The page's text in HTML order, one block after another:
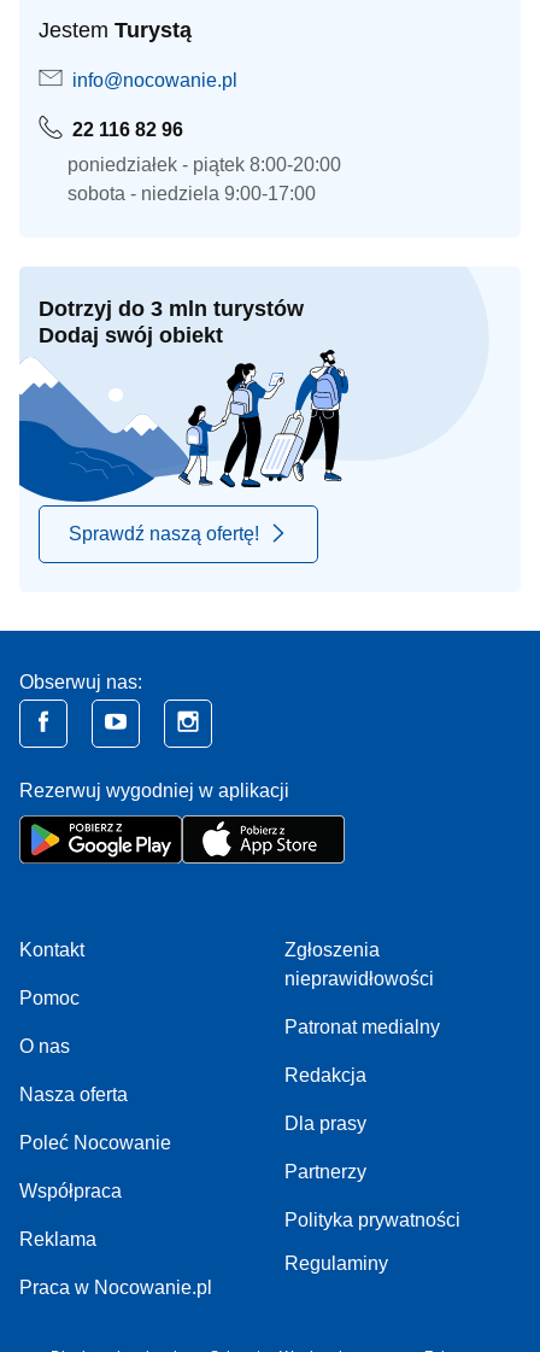
Jestem Turystą
info@nocowanie.pl
22 116 82 96
poniedziałek - piątek 8:00-20:00
sobota - niedziela 9:00-17:00
Dotrzyj do 3 mln turystów
Dodaj swój obiekt
Sprawdź naszą ofertę!
Obserwuj nas:
Rezerwuj wygodniej w aplikacji
Kontakt
Pomoc
O nas
Nasza oferta
Poleć Nocowanie
Współpraca
Reklama
Praca w Nocowanie.pl
Zgłoszenia
nieprawidłowości
Patronat medialny
Redakcja
Dla prasy
Partnerzy
Polityka prywatności
Regulaminy